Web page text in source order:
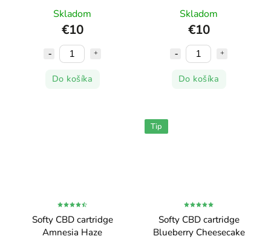
Skladom
€10
Do košíka
Skladom
€10
Do košíka
Softy CBD cartridge
Amnesia Haze
Tip
Softy CBD cartridge
Blueberry Cheesecake